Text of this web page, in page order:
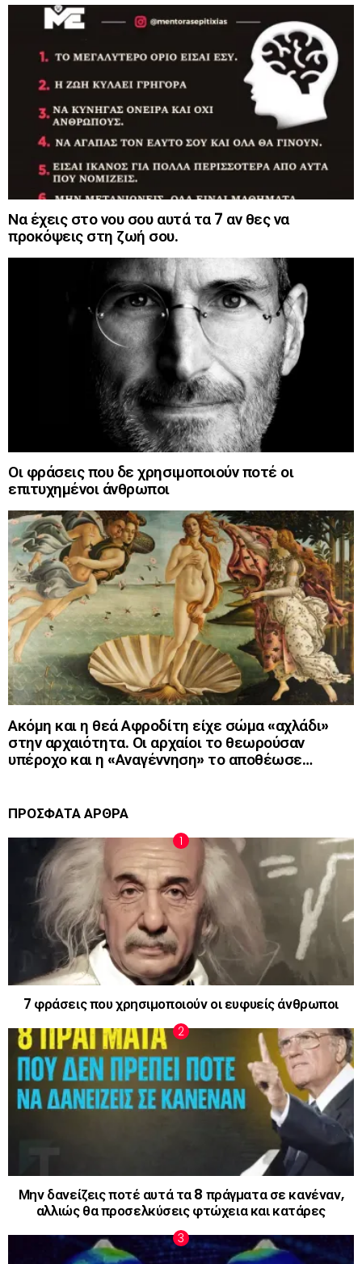
Να έχεις στο νου σου αυτά τα 7 αν θες να
προκόψεις στη ζωή σου.
Οι φράσεις που δε χρησιμοποιούν ποτέ οι
επιτυχημένοι άνθρωποι
Ακόμη και η θεά Αφροδίτη είχε σώμα «αχλάδι»
στην αρχαιότητα. Οι αρχαίοι το θεωρούσαν
υπέροχο και η «Αναγέννηση» το αποθέωσε…
ΠΡΟΣΦΑΤΑ ΑΡΘΡΑ
7 φράσεις που χρησιμοποιούν οι ευφυείς άνθρωποι
Μην δανείζεις ποτέ αυτά τα 8 πράγματα σε κανέναν,
αλλιώς θα προσελκύσεις φτώχεια και κατάρες